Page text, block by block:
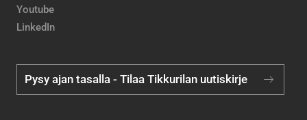
Youtube
LinkedIn
Pysy ajan tasalla - Tilaa Tikkurilan uutiskirje